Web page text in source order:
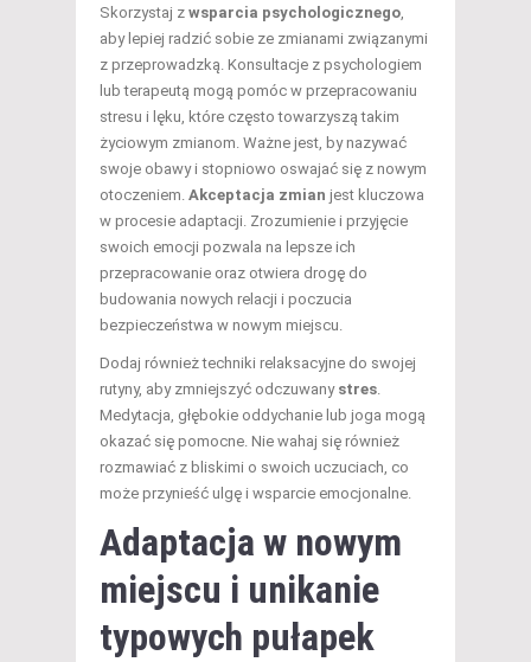
Skorzystaj z wsparcia psychologicznego,
aby lepiej radzić sobie ze zmianami związanymi
z przeprowadzką. Konsultacje z psychologiem
lub terapeutą mogą pomóc w przepracowaniu
stresu i lęku, które często towarzyszą takim
życiowym zmianom. Ważne jest, by nazywać
swoje obawy i stopniowo oswajać się z nowym
otoczeniem. Akceptacja zmian jest kluczowa
w procesie adaptacji. Zrozumienie i przyjęcie
swoich emocji pozwala na lepsze ich
przepracowanie oraz otwiera drogę do
budowania nowych relacji i poczucia
bezpieczeństwa w nowym miejscu.
Dodaj również techniki relaksacyjne do swojej
rutyny, aby zmniejszyć odczuwany stres.
Medytacja, głębokie oddychanie lub joga mogą
okazać się pomocne. Nie wahaj się również
rozmawiać z bliskimi o swoich uczuciach, co
może przynieść ulgę i wsparcie emocjonalne.
Adaptacja w nowym
miejscu i unikanie
typowych pułapek